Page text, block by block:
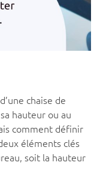
chaise de
hauteur ou au
comment définir
éléments clés
soit la hauteur